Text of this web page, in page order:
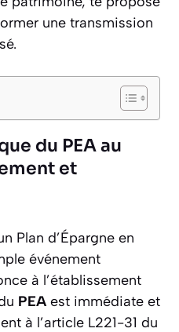
une transmission
du PEA au
et
Plan d’Épargne en
événement
à l’établissement
PEA est immédiate et
à l’article L221-31 du